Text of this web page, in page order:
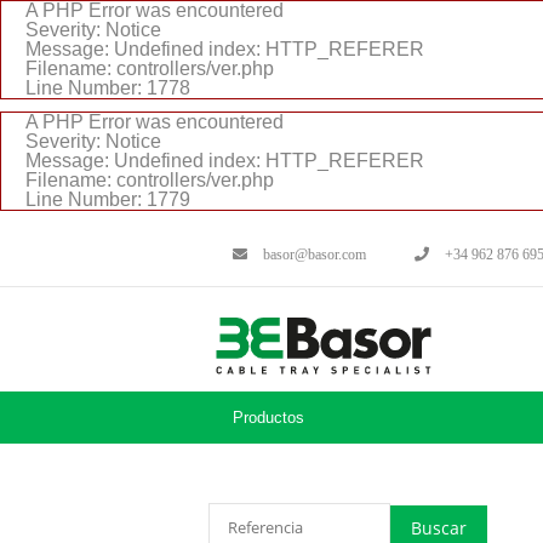
A PHP Error was encountered
Severity: Notice
Message: Undefined index: HTTP_REFERER
Filename: controllers/ver.php
Line Number: 1778
A PHP Error was encountered
Severity: Notice
Message: Undefined index: HTTP_REFERER
Filename: controllers/ver.php
Line Number: 1779
basor@basor.com +34 962 876 695
Productos